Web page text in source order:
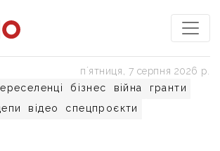
бізнес війна
гранти
відео спецпроєкти
пʼятниця, 7 серпня 2026 р.